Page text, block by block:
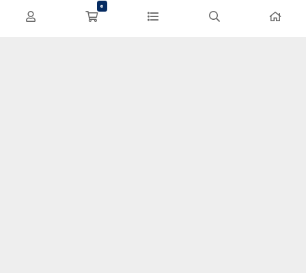
کریستال گنشین
سفارشات
0